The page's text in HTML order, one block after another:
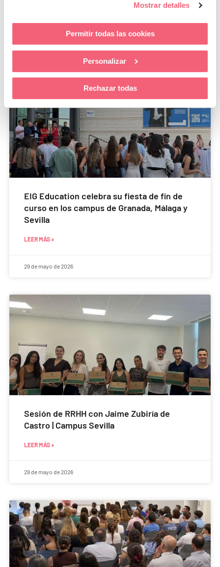
Mostrar detalles
Permitir todas las cookies
Personalizar
Rechazar todas
Te puede interesar..
EIG Education celebra su fiesta de fin de
curso en los campus de Granada, Málaga y
Sevilla
LEER MÁS »
29 de mayo de 2026
Sesión de RRHH con Jaime Zubiría de
Castro | Campus Sevilla
LEER MÁS »
29 de mayo de 2026